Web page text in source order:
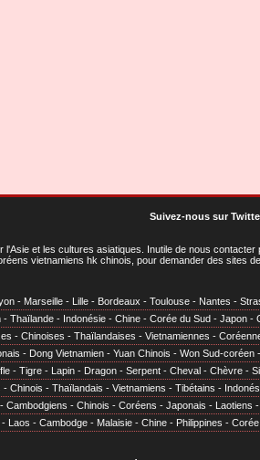
Suivez-nous sur
l'Asie et les cultures asiatiques . Inutile de nous
vietnamiens hk chinois, pour demander des sites
- Marseille - Lille - Bordeaux - Toulouse - Nantes -
- Thaïlande - Indonésie - Chine - Corée du Sud - Japon -
- Chinoises - Thaïlandaises - Vietnamiennes -
- Dong Vietnamien - Yuan Chinois - Won Sud-coréen
- Tigre - Lapin - Dragon - Serpent - Cheval - Chèvre -
- Chinois - Thaïlandais - Vietnamiens - Tibétains -
- Cambodgiens - Chinois - Coréens - Japonais - Laotiens
- Laos - Cambodge - Malaisie - Chine - Philippines - Corée